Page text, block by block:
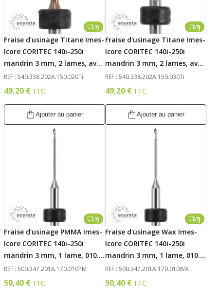
7j
Fraise d'usinage Titane Imes-
Icore CORITEC 140i-250i
mandrin 3 mm, 2 lames, avec
traitement AC-Fire, 020.
Acurata
REF : 540.338.202A.150.020Ti
49,20 €
Ajouter au panier
7j
Fraise d'usinage Titane Imes-
Icore CORITEC 140i-250i
mandrin 3 mm, 2 lames, avec
traitement AC-Fire, 030.
Acurata
REF : 540.338.202A.150.030Ti
49,20 €
Ajouter au panier
7j
Fraise d'usinage PMMA Imes-
Icore CORITEC 140i-250i
mandrin 3 mm, 1 lame, 010.
Acurata
REF : 500.347.201A.170.010PM
50,40 €
7j
Fraise d'usinage Wax Imes-
Icore CORITEC 140i-250i
mandrin 3 mm, 1 lame, 010.
Acurata
REF : 500.347.201A.170.010WA
50,40 €